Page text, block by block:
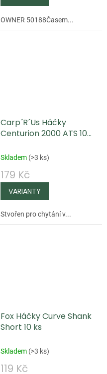
OWNER 50188Časem...
Carp´R´Us Háčky
Centurion 2000 ATS 10
Skladem (>3 ks)
179 Kč
Stvořen pro chytání v...
Fox Háčky Curve Shank
Short 10 ks
Skladem (>3 ks)
119 Kč